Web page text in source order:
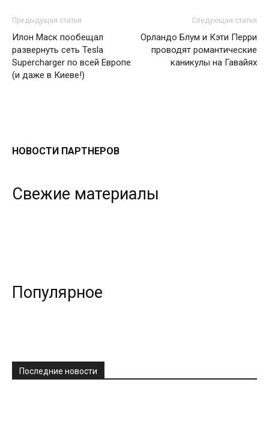
Предыдущая статья
Илон Маск пообещал
развернуть сеть Tesla
Supercharger по всей Европе
(и даже в Киеве!)
Следующая статья
Орландо Блум и Кэти Перри
проводят романтические
каникулы на Гавайях
НОВОСТИ ПАРТНЕРОВ
Свежие материалы
Популярное
Последние новости